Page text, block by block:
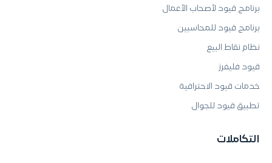
برنامج قيود لأصحاب الأعمال
برنامج قيود للمحاسبين
نظام نقاط البيع
قيود فليفرز
خدمات قيود الاحترافية
تطبيق قيود للجوال
التكاملات